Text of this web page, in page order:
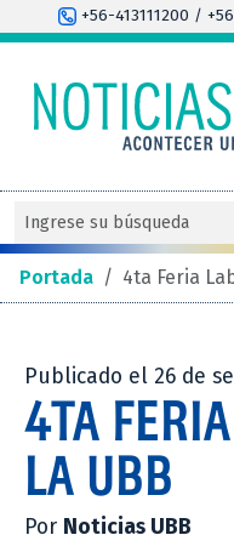
+56-413111200 /
Portada / 4ta Feria
Publicado el 26 de
4TA
LA UBB
Por Noticias UBB